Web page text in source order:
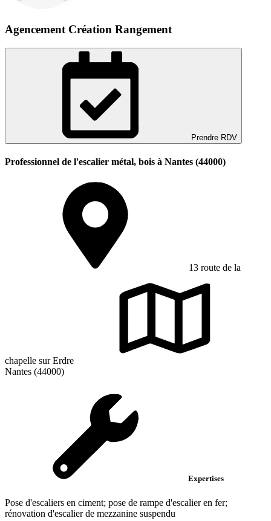
Agencement Création Rangement
Prendre RDV
Professionnel de l'escalier métal, bois à Nantes (44000)
13 route de la
chapelle sur Erdre
Nantes (44000)
Expertises
Pose d'escaliers en ciment; pose de rampe d'escalier en fer;
rénovation d'escalier de mezzanine suspendu